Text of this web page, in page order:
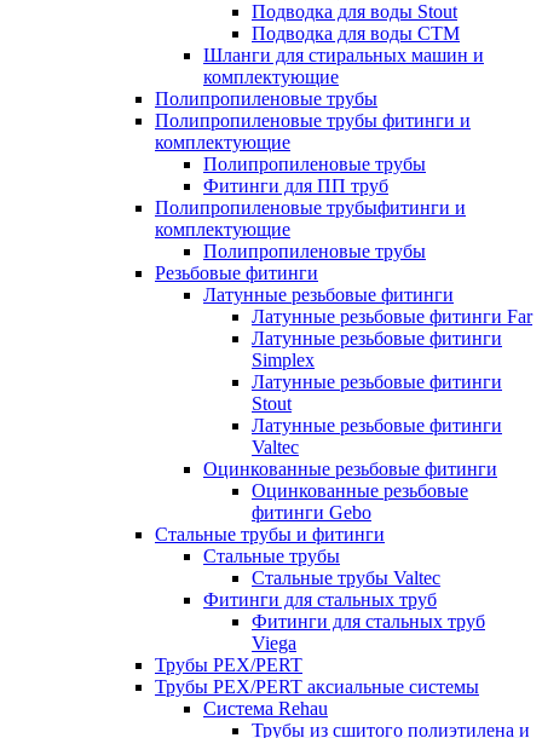
Подводка для воды Stout
Подводка для воды СТМ
Шланги для стиральных машин и
комплектующие
Полипропиленовые трубы
Полипропиленовые трубы фитинги и
комплектующие
Полипропиленовые трубы
Фитинги для ПП труб
Полипропиленовые трубыфитинги и
комплектующие
Полипропиленовые трубы
Резьбовые фитинги
Латунные резьбовые фитинги
Латунные резьбовые фитинги Far
Латунные резьбовые фитинги
Simplex
Латунные резьбовые фитинги
Stout
Латунные резьбовые фитинги
Valtec
Оцинкованные резьбовые фитинги
Оцинкованные резьбовые
фитинги Gebo
Стальные трубы и фитинги
Стальные трубы
Стальные трубы Valtec
Фитинги для стальных труб
Фитинги для стальных труб
Viega
Трубы PEX/PERT
Трубы PEX/PERT аксиальные системы
Система Rehau
Трубы из сшитого полиэтилена и